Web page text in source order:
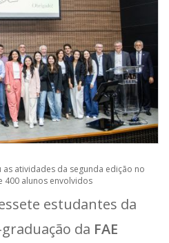
atividades da segunda edição no
400 alunos envolvidos
estudantes da
da FAE